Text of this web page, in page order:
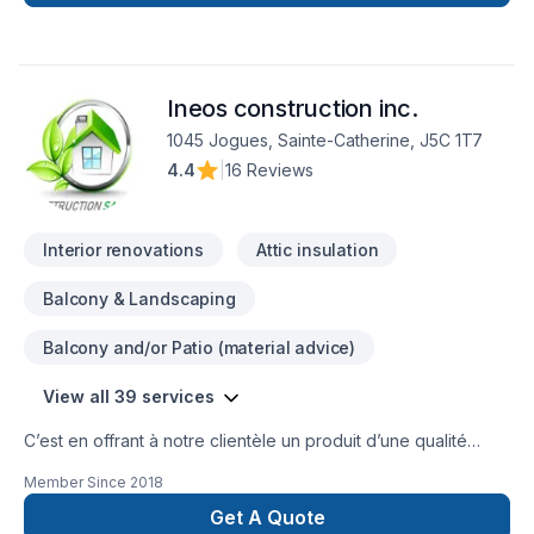
Meubles, Peinture, Plancher, Porte de garage, Portes et
à notre approche centrée sur le client, nous proposons des
solutions adaptées à vos besoins spécifiques et à votre
budget. Demandez votre soumission personnalisée et
démarrez votre projet en toute confiance.
Ineos construction inc.
1045 Jogues, Sainte-Catherine, J5C 1T7
4.4
16 Reviews
Interior renovations Attic insulation
Balcony & Landscaping
Balcony and/or Patio (material advice)
View all 39 services
C’est en offrant à notre clientèle un produit d’une qualité
délais précis, au moindre coût possible, que nous arrivons à
nous démarquer de la compétition.Vous avez des projets de
Member Since 2018
Get A Quote